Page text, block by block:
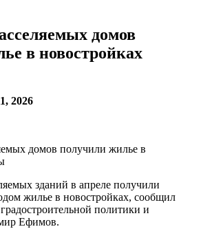
домов
в новостройках
2026
зданий в апреле получили
жилье в новостройках, сообщил
политики и
Ефимов.